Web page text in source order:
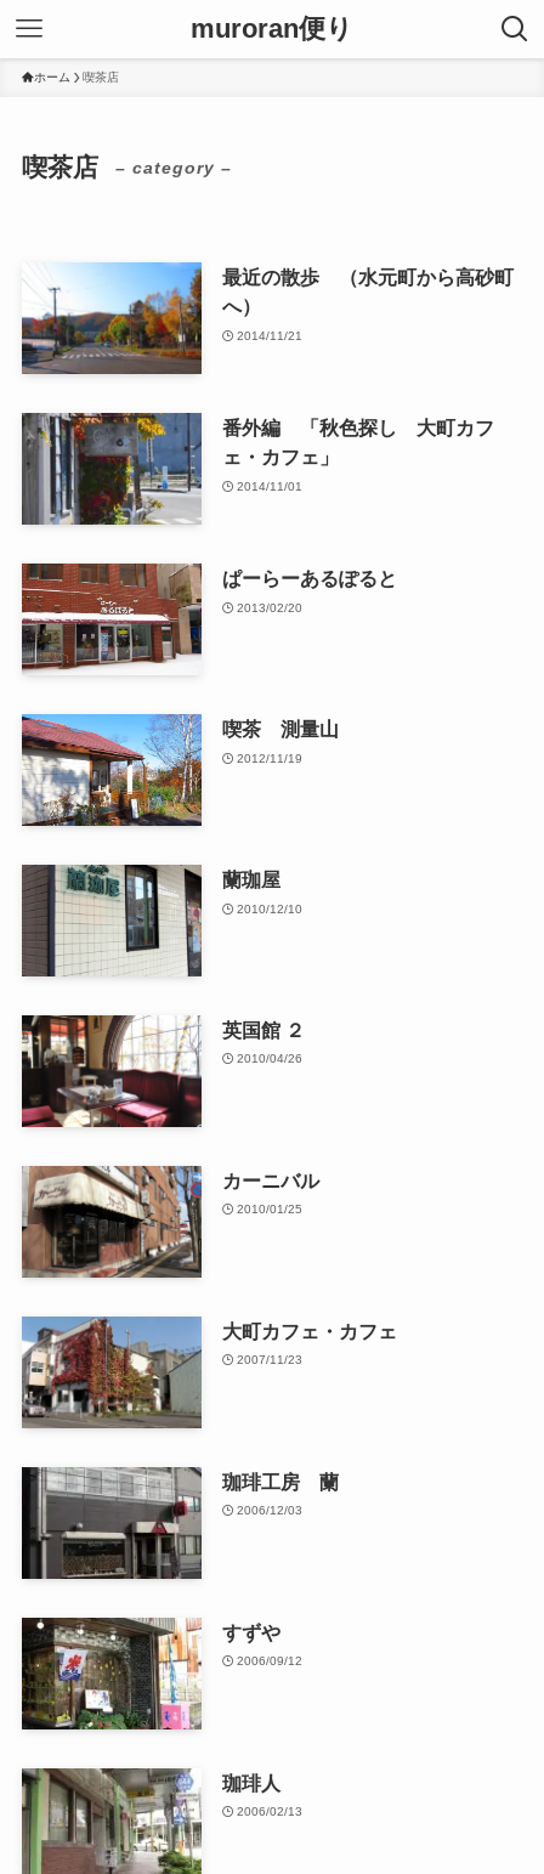
muroran便り
ホーム 喫茶店
喫茶店 – category –
最近の散歩 （水元町から高砂町
へ）
2014/11/21
番外編 「秋色探し 大町カフ
ェ・カフェ」
2014/11/01
ぱーらーあるぽると
2013/02/20
喫茶 測量山
2012/11/19
蘭珈屋
2010/12/10
英国館 ２
2010/04/26
カーニバル
2010/01/25
大町カフェ・カフェ
2007/11/23
珈琲工房 蘭
2006/12/03
すずや
2006/09/12
珈琲人
2006/02/13